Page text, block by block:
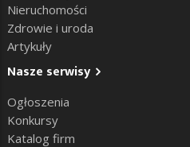
Nieruchomości
Zdrowie i uroda
Artykuły
Nasze serwisy
Ogłoszenia
Konkursy
Katalog firm